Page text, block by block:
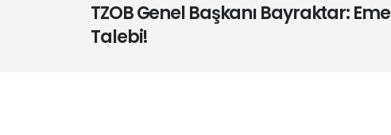
TZOB Genel Başkanı Bayraktar:
Talebi!